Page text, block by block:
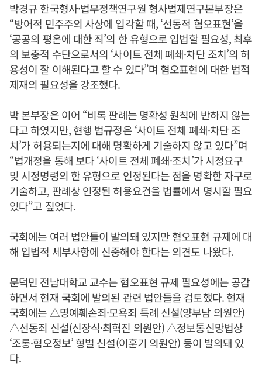
박경규 한국형사·법무정책연구원 형사법제연구본부장은
“방어적 민주주의 사상에 입각할 때, ‘선동적 혐오표현’을
‘공공의 평온에 대한 죄’의 한 유형으로 입법할 필요성, 최후
의 보충적 수단으로서의 ‘사이트 전체 폐쇄·차단 조치’의 허
용성이 잘 이해된다고 할 수 있다”며 혐오표현에 대한 법적
제재의 필요성을 강조했다.
박 본부장은 이어 “비록 판례는 명확성 원칙에 반하지 않는
다고 하였지만, 현행 법규정은 ‘사이트 전체 폐쇄·차단 조
치’가 허용되는지에 대해 명확하게 기술하지 않고 있다”며
“법개정을 통해 보다 ‘사이트 전체 폐쇄·조치’가 시정요구
및 시정명령의 한 유형으로 인정된다는 점을 명확한 자구로
기술하고, 판례상 인정된 허용요건을 법률에서 명시할 필요
있다”고 짚었다.
국회에는 여러 법안들이 발의돼 있지만 혐오표현 규제에 대
해 입법적 세부사항에 신중해야 한다는 의견도 나왔다.
문덕민 전남대학교 교수는 혐오표현 규제 필요성에는 공감
하면서 현재 국회에 발의된 관련 법안들을 검토했다. 현재
국회에는 △명예훼손죄·모욕죄 특례 신설(양부남 의원안)
△선동죄 신설(신장식·최혁진 의원안) △정보통신망법상
‘조롱·혐오정보’ 형벌 신설(이훈기 의원안) 등이 발의돼 있
다.